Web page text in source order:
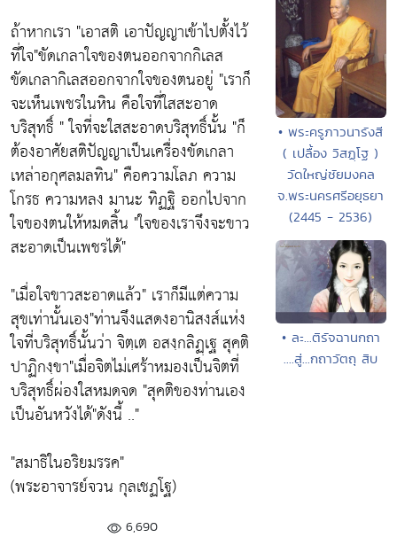
ถ้าหากเรา "เอาสติ เอาปัญญาเข้าไปตั้งไว้
ที่ใจ"ขัดเกลาใจของตนออกจากกิเลส
ขัดเกลากิเลสออกจากใจของตนอยู่ "เราก็
จะเห็นเพชรในหิน คือใจที่ใสสะอาด
บริสุทธิ์ "ใจที่จะใสสะอาดบริสุทธิ์นั้น "ก็
ต้องอาศัยสติปัญญาเป็นเครื่องขัดเกลา
เหล่าอกุศลมลทิน"คือความโลภ ความ
โกรธ ความหลง มานะ ทิฏฐิ ออกไปจาก
ใจของตนให้หมดสิ้น "ใจของเราจึงจะขาว
สะอาดเป็นเพชรได้"
"เมื่อใจขาวสะอาดแล้ว" เราก็มีแต่ความ
สุขเท่านั้นเอง"ท่านจึงแสดงอานิสงส์แห่ง
ใจที่บริสุทธิ์นั้นว่า จิตฺเต อสงฺกลิฏฺเฐ สุคติ
ปาฏิกงฺขา"เมื่อจิตไม่เศร้าหมองเป็นจิตที่
บริสุทธิ์ผ่องใสหมดจด "สุคติของท่านเอง
เป็นอันหวังได้"ดังนี้ .."
"สมาธิในอริยมรรค"
(พระอาจารย์จวน กุลเชฏโฐ)
6,690
• พระครูภาวนารังสี
( เปลื้อง วิสฏฺโฐ )
วัดใหญ่ชัยมงคล
จ.พระนครศรีอยุธยา
(2445 - 2536)
• ละ...ติรัจฉานกถา
....สู่...กถาวัตถุ สิบ